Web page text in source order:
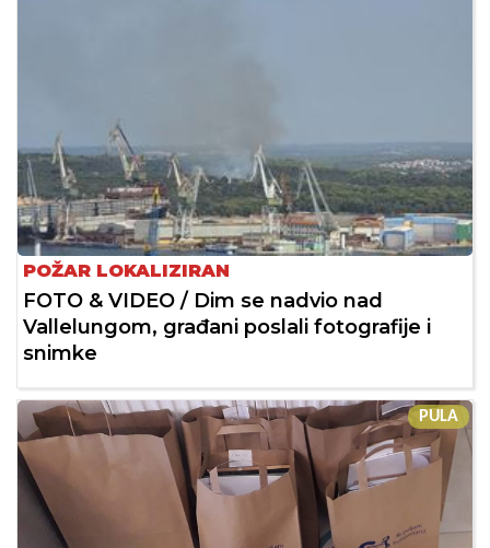
POŽAR LOKALIZIRAN
FOTO & VIDEO / Dim se nadvio nad
Vallelungom, građani poslali fotografije i
snimke
PULA